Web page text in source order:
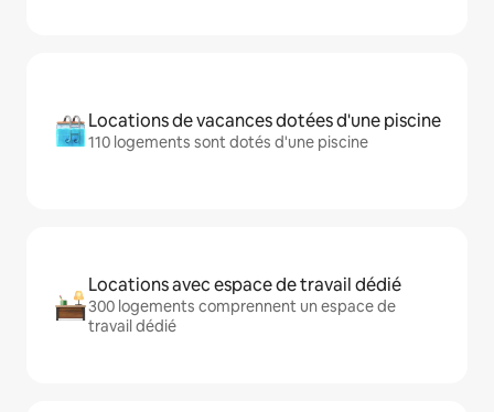
Locations de vacances dotées d'une piscine
110 logements sont dotés d'une piscine
Locations avec espace de travail dédié
300 logements comprennent un espace de
travail dédié